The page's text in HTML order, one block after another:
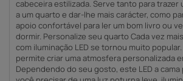
cabeceira estilizada. Serve tanto para trazer
a um quarto e dar-lhe mais carácter, como
apoio confortável para ler um bom livro ou
dormir. Personalize seu quarto Cada vez
com iluminação LED se tornou muito
permite criar uma atmosfera personalizada
Dependendo do seu gosto, este LED a